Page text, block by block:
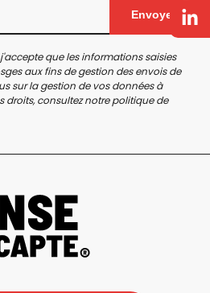
Envoyer
que les informations saisies
aux fins de gestion des envois de
sur la gestion de vos données à
droits, consultez notrepolitique de